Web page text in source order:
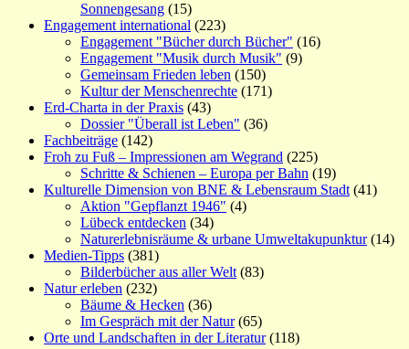
Sonnengesang (15)
Engagement international (223)
Engagement "Bücher durch Bücher" (16)
Engagement "Musik durch Musik" (9)
Gemeinsam Frieden leben (150)
Kultur der Menschenrechte (171)
Erd-Charta in der Praxis (43)
Dossier "Überall ist Leben" (36)
Fachbeiträge (142)
Froh zu Fuß – Impressionen am Wegrand (225)
Schritte & Schienen – Europa per Bahn (19)
Kulturelle Dimension von BNE & Lebensraum Stadt (41)
Aktion "Gepflanzt 1946" (4)
Lübeck entdecken (34)
Naturerlebnisräume & urbane Umweltakupunktur(14)
Medien-Tipps (381)
Bilderbücher aus aller Welt (83)
Natur erleben (232)
Bäume & Hecken (36)
Im Gespräch mit der Natur(65)
Orte und Landschaften in der Literatur(118)